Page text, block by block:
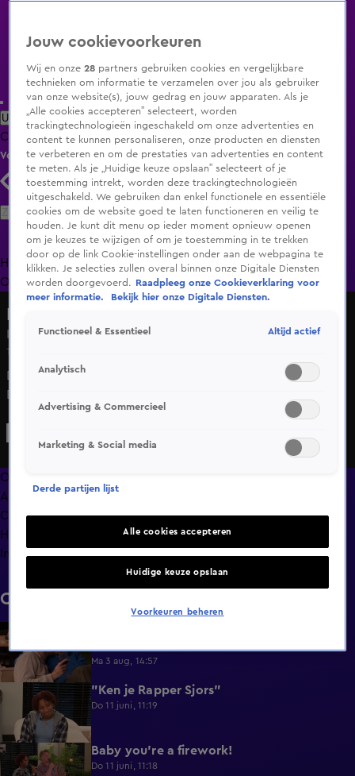
Uitzending Gemist Populaire programma's Zenders Genres
ClipsFilmsRadioSmart TV inlogShop
Volg KIJK
Zoeken
HomeUitzending Gemist Programma's De Bondgenoten
OranjezomerLivestreamsShop
Intieme momenten zorgen voor emotionele gesprekken
18 juli 2024, 13:49
Dick en Wijjo vinden elkaar meteen bij binnenkomst.
Beiden genieten van het leven en bekijken het op een
unieke manier. Na een aantal intieme momenten deelt
van hun unieke date beïnvloeden?
Overzicht
Afleveringen
Clips
Hoe is het nu met?
Info
Clips
6:32
Ma 3 aug, 14:57
0:49 "Ken je Rapper Sjors"
Do 11 juni, 11:19
0:39 Baby you're a firework!
Do 11 juni, 11:18
Jouw cookievoorkeuren
Wij en onze28 partners gebruiken cookies en vergelijkbare
technieken om informatie te verzamelen over jou als gebruiker
van onze website(s), jouw gedrag en jouw apparaten. Als je
„Alle cookies accepteren” selecteert, worden
trackingtechnologieën ingeschakeld om onze advertenties en
content te kunnen personaliseren, onze producten en diensten
te verbeteren en om de prestaties van advertenties en content
te meten. Als je „Huidige keuze opslaan” selecteert of je
toestemming intrekt, worden deze trackingtechnologieën
uitgeschakeld. We gebruiken dan enkel functionele en essentiële
cookies om de website goed te laten functioneren en veilig te
houden. Je kunt dit menu op ieder moment opnieuw openen
om je keuzes te wijzigen of om je toestemming in te trekken
door op de link Cookie-instellingen onder aan de webpagina te
klikken. Je selecties zullen overal binnen onze Digitale Diensten
worden doorgevoerd.
Raadpleeg onze Cookieverklaring voor
meer informatie.
Bekijk hier onze Digitale Diensten.
Functioneel & Essentieel Altijd actief
Analytisch
Advertising & Commercieel
Marketing & Social media
Derde partijen lijst
Alle cookies accepteren
Huidige keuze opslaan
Voorkeuren beheren